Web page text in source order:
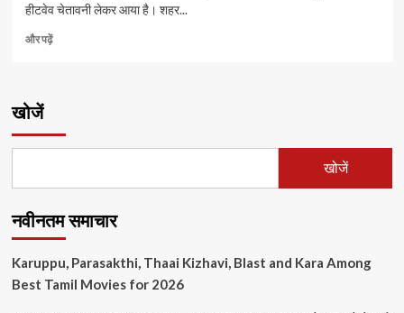
हीटवेव चेतावनी लेकर आया है। शहर...
और पढ़ेंआज
गर्मी
45°C
पार
पहुंचा
पारा
बारे
खोजें
खोजें
नवीनतम समाचार
Karuppu, Parasakthi, Thaai Kizhavi, Blast and Kara Among
Best Tamil Movies for 2026